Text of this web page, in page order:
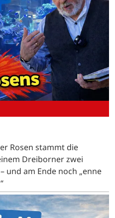
Rosen stammt die
Dreiborner zwei
und am Ende noch „enne